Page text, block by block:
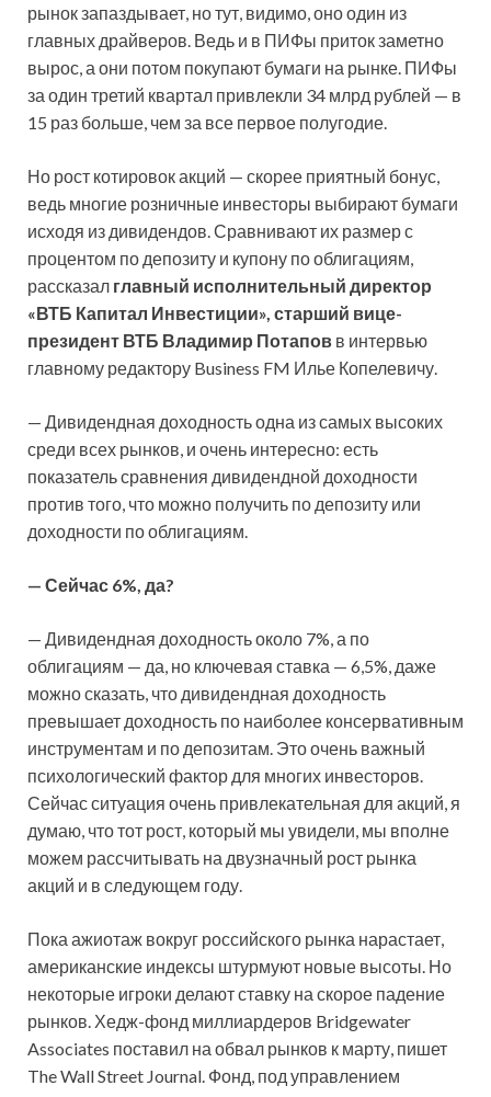
рынок запаздывает, но тут, видимо, оно один из
главных драйверов. Ведь и в ПИФы приток заметно
вырос, а они потом покупают бумаги на рынке. ПИФы
за один третий квартал привлекли 34 млрд рублей — в
15 раз больше, чем за все первое полугодие.
Но рост котировок акций — скорее приятный бонус,
ведь многие розничные инвесторы выбирают бумаги
исходя из дивидендов. Сравнивают их размер с
процентом по депозиту и купону по облигациям,
рассказал главный исполнительный директор
«ВТБ Капитал Инвестиции», старший вице-
президент ВТБ Владимир Потапов в интервью
главному редактору Business FM Илье Копелевичу.
— Дивидендная доходность одна из самых высоких
среди всех рынков, и очень интересно: есть
показатель сравнения дивидендной доходности
против того, что можно получить по депозиту или
доходности по облигациям.
— Сейчас 6%, да?
— Дивидендная доходность около 7%, а по
облигациям — да, но ключевая ставка — 6,5%, даже
можно сказать, что дивидендная доходность
превышает доходность по наиболее консервативным
инструментам и по депозитам. Это очень важный
психологический фактор для многих инвесторов.
Сейчас ситуация очень привлекательная для акций, я
думаю, что тот рост, который мы увидели, мы вполне
можем рассчитывать на двузначный рост рынка
акций и в следующем году.
Пока ажиотаж вокруг российского рынка нарастает,
американские индексы штурмуют новые высоты. Но
некоторые игроки делают ставку на скорое падение
рынков. Хедж-фонд миллиардеров Bridgewater
Associates поставил на обвал рынков к марту, пишет
The Wall Street Journal. Фонд, под управлением